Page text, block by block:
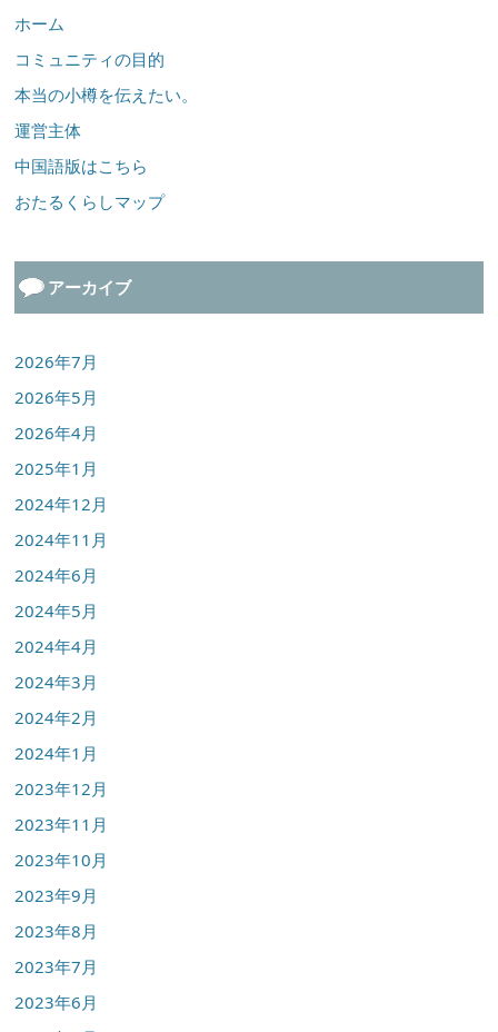
ホーム
コミュニティの目的
本当の小樽を伝えたい。
運営主体
中国語版はこちら
おたるくらしマップ
アーカイブ
2026年7月
2026年5月
2026年4月
2025年1月
2024年12月
2024年11月
2024年6月
2024年5月
2024年4月
2024年3月
2024年2月
2024年1月
2023年12月
2023年11月
2023年10月
2023年9月
2023年8月
2023年7月
2023年6月